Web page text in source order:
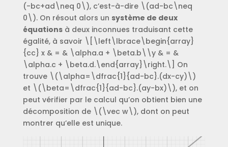
(-bc+ad\neq 0\), c’est-à-dire \(ad-bc\neq
0\). On résout alors un système de deux
équationsà deux inconnues traduisant cette
égalité, à savoir \[\left\lbrace\begin{array}
{cc} x & = & \alpha.a + \beta.b\\y & = &
\alpha.c + \beta.d.\end{array}\right.\] On
trouve \(\alpha=\dfrac{1}{ad-bc}.(dx-cy)\)
et \(\beta=\dfrac{1}{ad-bc}.(ay-bx)\), et on
peut vérifier par le calcul qu’on obtient bien une
décomposition de \(\vec w\), dont on peut
montrer qu’elle est unique.